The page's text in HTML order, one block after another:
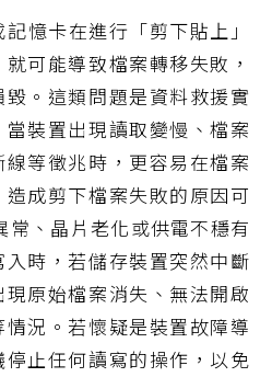
憶卡在進行「剪下貼上」
可能導致檔案轉移失敗，
。這類問題是資料救援實
裝置出現讀取變慢、檔案
等徵兆時，更容易在檔案
成剪下檔案失敗的原因可
常、晶片老化或供電不穩有
時，若儲存裝置突然中斷
原始檔案消失、無法開啟
況。若懷疑是裝置故障導
止任何讀寫的操作，以免